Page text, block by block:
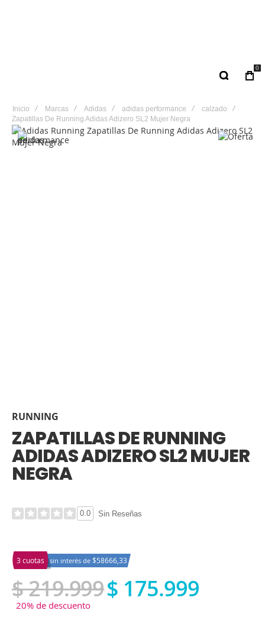
0
Inicio Marcas Adidas adidas performance
calzado
Zapatillas De Running Adidas Adizero SL2 Mujer Negra
RUNNING
ZAPATILLAS DE RUNNING
ADIDAS ADIZERO SL2 MUJER
NEGRA
0.0 Sin Reseñas
3 cuotas sin interés de $58666,33
$ 219.999$ 175.999
20% de descuento